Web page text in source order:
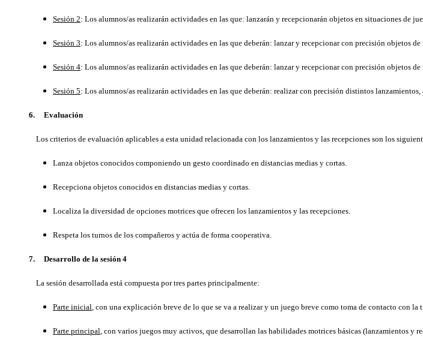
Sesión 2: Los alumnos/as realizarán actividades en las que: lanzarán y recepcionarán objetos en situaciones de
Sesión 3: Los alumnos/as realizarán actividades en las que deberán: lanzar y recepcionar con precisión objetos
Sesión 4: Los alumnos/as realizarán actividades en las que deberán: lanzar y recepcionar con precisión objetos
Sesión 5: Los alumnos/as realizarán actividades en las que deberán: realizar con precisión distintos
6. Evaluación
Los criterios de evaluación aplicables a esta unidad relacionada con los lanzamientos y las recepciones son los
Lanza objetos conocidos componiendo un gesto coordinado en distancias medias y cortas.
Recepciona objetos conocidos en distancias medias y cortas.
Localiza la diversidad de opciones motrices que ofrecen los lanzamientos y las recepciones.
Respeta los turnos de los compañeros y actúa de forma cooperativa.
7. Desarrollo de la sesión 4
La sesión desarrollada está compuesta por tres partes principalmente:
Parte inicial, con una explicación breve de lo que se va a realizar y un juego breve como toma de contacto con
Parte principal, con varios juegos muy activos, que desarrollan las habilidades motrices básicas (lanzamientos y